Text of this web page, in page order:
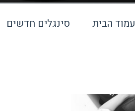
עמוד הבית סינגלים חדשים